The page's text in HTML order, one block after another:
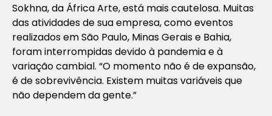
Sokhna, da África Arte, está mais cautelosa. Muitas
das atividades de sua empresa, como eventos
realizados em São Paulo, Minas Gerais e Bahia,
foram interrompidas devido à pandemia e à
variação cambial. “O momento não é de expansão,
é de sobrevivência. Existem muitas variáveis que
não dependem da gente.”